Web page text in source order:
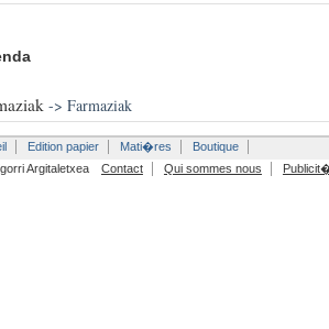
-> Farmaziak
Edition papier Mati�res
Boutique
Argitaletxea
Contact Qui sommes nous